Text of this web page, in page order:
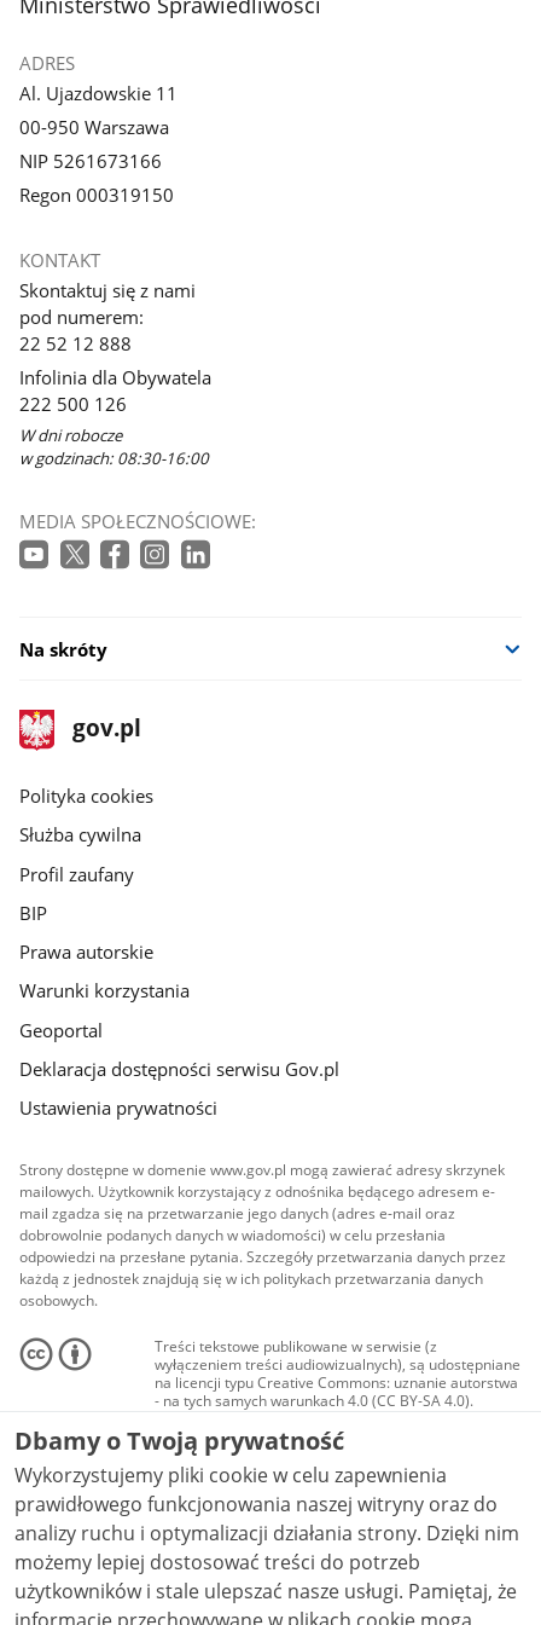
galerii.
galerii.
ADRES
Al. Ujazdowskie 11
00-950 Warszawa
NIP 5261673166
Regon 000319150
KONTAKT
Skontaktuj się z nami
pod numerem:
22 52 12 888
Infolinia dla Obywatela
222 500 126
W dni robocze
w godzinach: 08:30-16:00
MEDIA SPOŁECZNOŚCIOWE:
Na skróty
stopka
gov.pl
Strona
gov.pl
gov.pl
Polityka cookies
Służba cywilna
Profil zaufany
BIP
Prawa autorskie
Warunki korzystania
Geoportal
Deklaracja dostępności serwisu Gov.pl
Ustawienia prywatności
Strony dostępne w domenie www.gov.pl mogą zawierać adresy skrzynek
mailowych. Użytkownik korzystający z odnośnika będącego adresem e-
mail zgadza się na przetwarzanie jego danych (adres e-mail oraz
dobrowolnie podanych danych w wiadomości) w celu przesłania
odpowiedzi na przesłane pytania. Szczegóły przetwarzania danych przez
każdą z jednostek znajdują się w ich politykach przetwarzania danych
osobowych.
Treści tekstowe publikowane w serwisie (z
wyłączeniem treści audiowizualnych), są udostępniane
na licencji typu Creative Commons: uznanie autorstwa
- na tych samych warunkach 4.0 (CC BY-SA 4.0).
Materiały audiowizualne, w tym zdjęcia, materiały
audio i wideo, są udostępniane na licencji typu
Creative Commons: uznanie autorstwa użycie
niekomercyjne - bez utworów zależnych 4.0 (CC BY-
NC-ND 4.0), o ile nie jest to stwierdzone inaczej.
Dbamy o Twoją prywatność
Wykorzystujemy pliki cookie w celu zapewnienia
prawidłowego funkcjonowania naszej witryny oraz do
analizy ruchu i optymalizacji działania strony. Dzięki nim
możemy lepiej dostosować treści do potrzeb
użytkowników i stale ulepszać nasze usługi. Pamiętaj, że